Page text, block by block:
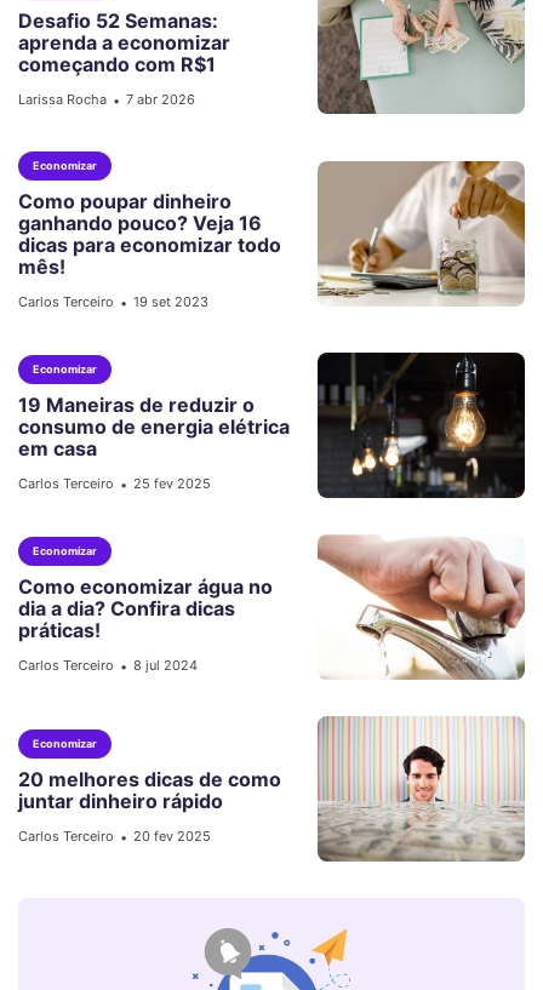
Desafio 52 Semanas:
aprenda a economizar
começando com R$1
Larissa Rocha • 7 abr 2026
Economizar
Como poupar dinheiro
ganhando pouco? Veja 16
dicas para economizar todo
mês!
Carlos Terceiro • 19 set 2023
Economizar
19 Maneiras de reduzir o
consumo de energia elétrica
em casa
Carlos Terceiro • 25 fev 2025
Economizar
Como economizar água no
dia a dia? Confira dicas
práticas!
Carlos Terceiro • 8 jul 2024
Economizar
20 melhores dicas de como
juntar dinheiro rápido
Carlos Terceiro • 20 fev 2025